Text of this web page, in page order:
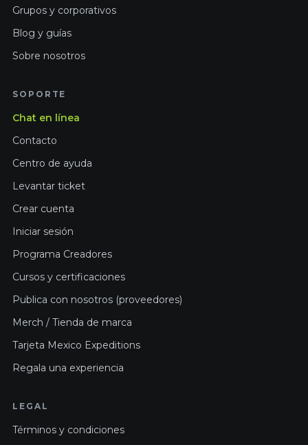
Grupos y corporativos
Blog y guías
Sobre nosotros
SOPORTE
Chat en línea
Contacto
Centro de ayuda
Levantar ticket
Crear cuenta
Iniciar sesión
Programa Creadores
Cursos y certificaciones
Publica con nosotros (proveedores)
Merch / Tienda de marca
Tarjeta Mexico Expeditions
Regala una experiencia
LEGAL
Términos y condiciones